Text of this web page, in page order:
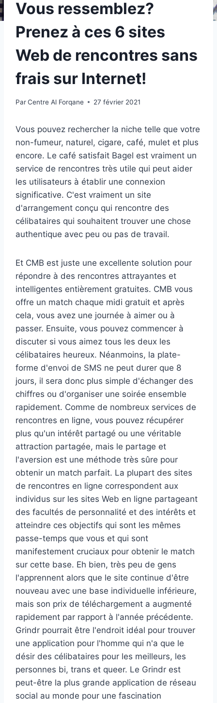
Vous ressemblez?
Prenez à ces 6 sites
Web de rencontres sans
frais sur Internet!
ParCentre Al Forqane 27 février 2021
Vous pouvez rechercher la niche telle que votre
non-fumeur, naturel, cigare, café, mulet et plus
encore. Le café satisfait Bagel est vraiment un
service de rencontres très utile qui peut aider
les utilisateurs à établir une connexion
significative. C'est vraiment un site
d'arrangement conçu qui rencontre des
célibataires qui souhaitent trouver une chose
authentique avec peu ou pas de travail.
Et CMB est juste une excellente solution pour
répondre à des rencontres attrayantes et
intelligentes entièrement gratuites. CMB vous
offre un match chaque midi gratuit et après
cela, vous avez une journée à aimer ou à
passer. Ensuite, vous pouvez commencer à
discuter si vous aimez tous les deux les
célibataires heureux. Néanmoins, la plate-
forme d'envoi de SMS ne peut durer que 8
jours, il sera donc plus simple d'échanger des
chiffres ou d'organiser une soirée ensemble
rapidement. Comme de nombreux services de
rencontres en ligne, vous pouvez récupérer
plus qu'un intérêt partagé ou une véritable
attraction partagée, mais le partage et
l'aversion est une méthode très sûre pour
obtenir un match parfait. La plupart des sites
de rencontres en ligne correspondent aux
individus sur les sites Web en ligne partageant
des facultés de personnalité et des intérêts et
atteindre ces objectifs qui sont les mêmes
passe-temps que vous et qui sont
manifestement cruciaux pour obtenir le match
sur cette base. Eh bien, très peu de gens
l'apprennent alors que le site continue d'être
nouveau avec une base individuelle inférieure,
mais son prix de téléchargement a augmenté
rapidement par rapport à l'année précédente.
Grindr pourrait être l'endroit idéal pour trouver
une application pour l'homme qui n'a que le
désir des célibataires pour les meilleurs, les
personnes bi, trans et queer. Le Grindr est
peut-être la plus grande application de réseau
social au monde pour une fascination